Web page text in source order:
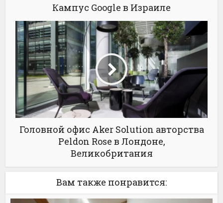
Кампус Google в Израиле
Головной офис Aker Solution авторства
Peldon Rose в Лондоне,
Великобритания
Вам также понравится: